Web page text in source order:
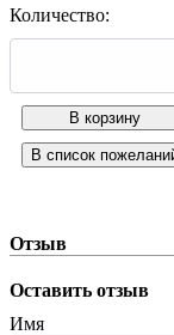
Количество:
Отзыв
Оставить отзыв
Имя